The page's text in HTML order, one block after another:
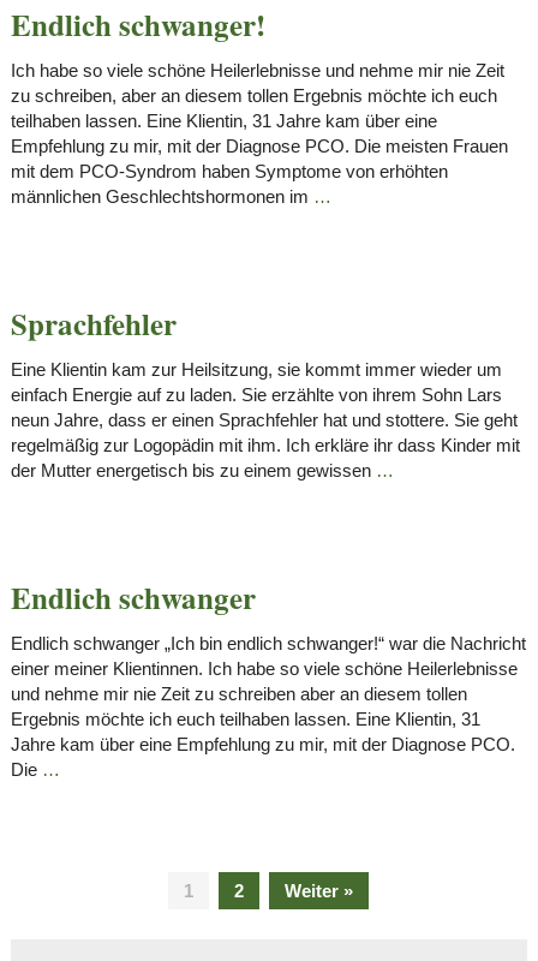
Endlich schwanger!
Ich habe so viele schöne Heilerlebnisse und nehme mir nie Zeit
zu schreiben, aber an diesem tollen Ergebnis möchte ich euch
teilhaben lassen. Eine Klientin, 31 Jahre kam über eine
Empfehlung zu mir, mit der Diagnose PCO. Die meisten Frauen
mit dem PCO-Syndrom haben Symptome von erhöhten
männlichen Geschlechtshormonen im …
Sprachfehler
Eine Klientin kam zur Heilsitzung, sie kommt immer wieder um
einfach Energie auf zu laden. Sie erzählte von ihrem Sohn Lars
neun Jahre, dass er einen Sprachfehler hat und stottere. Sie geht
regelmäßig zur Logopädin mit ihm. Ich erkläre ihr dass Kinder mit
der Mutter energetisch bis zu einem gewissen …
Endlich schwanger
Endlich schwanger „Ich bin endlich schwanger!“ war die Nachricht
einer meiner Klientinnen. Ich habe so viele schöne Heilerlebnisse
und nehme mir nie Zeit zu schreiben aber an diesem tollen
Ergebnis möchte ich euch teilhaben lassen. Eine Klientin, 31
Jahre kam über eine Empfehlung zu mir, mit der Diagnose PCO.
Die …
1 2 Weiter »